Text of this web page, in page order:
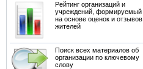
Рейтинг организаций и
учреждений, формируемый
на основе оценок и отзывов
жителей
Поиск всех материалов об
организации по ключевому
слову